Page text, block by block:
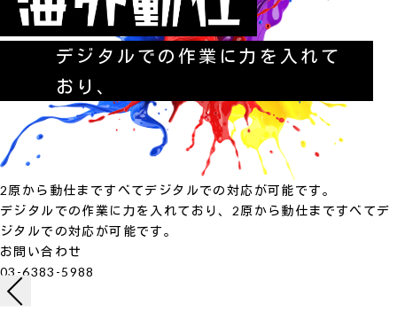
デジタルでの作業に力を入れて
おり、
2原から動仕まですべてデジタルでの対応が可能です。
デジタルでの作業に力を入れており、2原から動仕まですべてデ
ジタルでの対応が可能です。
お問い合わせ
03-6383-5988